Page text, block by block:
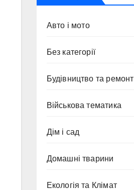
Авто і мото
Без категорії
Будівництво та ремонт
Військова тематика
Дім і сад
Домашні тварини
Екологія та Клімат